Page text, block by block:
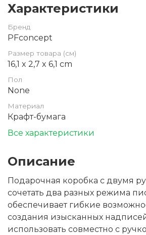
Характеристики
Бренд
PFconcept
Размер товара (см)
16,1 x 2,7 x 6,1 cm
Пол
None
Материал
Крафт-бумага
Все характеристики
Описание
Подарочная коробка с двумя
сочетать два разных режима
обеспечивает гибкие
создания изысканных
использовать совместно с